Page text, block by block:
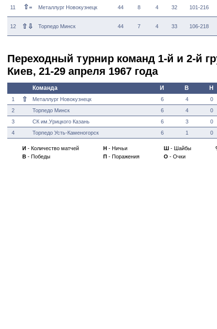
11 ⇧= Металлург Новокузнецк 44 8 4 32 101-216
12 ⇧ ⇩ Торпедо Минск 44 7 4 33 106-218
Переходный турнир команд 1-й и 2-й
Киев, 21-29 апреля 1967 года
Команда И В Н
1 ⇧ Металлург Новокузнецк 6 4
0
2
Торпедо Минск 6 4
0
3
СК им.Урицкого Казань 6 3
0
4
Торпедо Усть-Каменогорск 6 1 0
И - Количество матчей
В - Победы
Н - Ничьи
П - Поражения
Ш - Шайбы
О - Очки